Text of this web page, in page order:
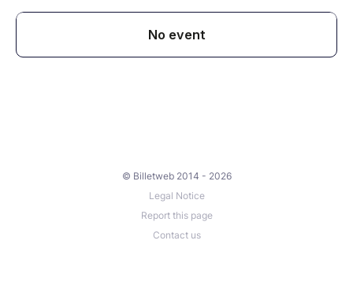
© Billetweb 2014 - 2026
Legal Notice
Report this page
Contact us